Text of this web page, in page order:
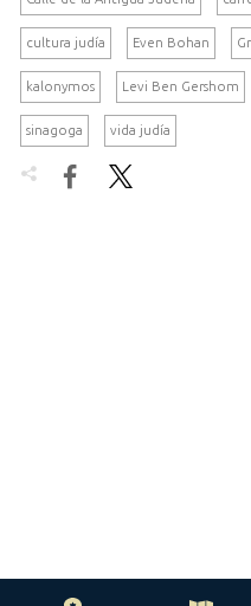
cultura judía Even Bohan
kalonymos Levi Ben Gershom
sinagoga vida judía
 